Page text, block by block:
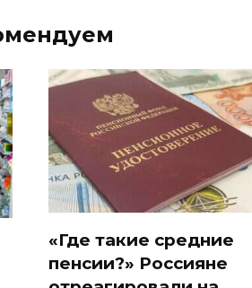
«Где такие средние
пенсии?» Россияне